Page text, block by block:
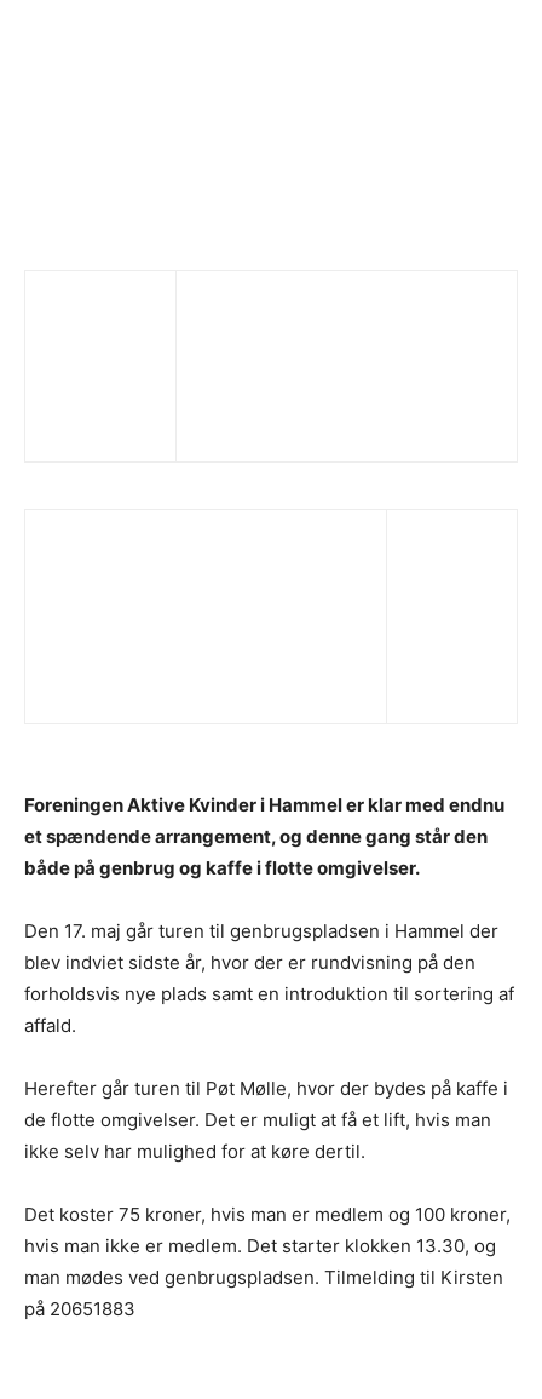
Foreningen Aktive Kvinder i Hammel er klar med endnu
et spændende arrangement, og denne gang står den
både på genbrug og kaffe i flotte omgivelser.
Den 17. maj går turen til genbrugspladsen i Hammel der
blev indviet sidste år, hvor der er rundvisning på den
forholdsvis nye plads samt en introduktion til sortering af
affald.
Herefter går turen til Pøt Mølle, hvor der bydes på kaffe i
de flotte omgivelser. Det er muligt at få et lift, hvis man
ikke selv har mulighed for at køre dertil.
Det koster 75 kroner, hvis man er medlem og 100 kroner,
hvis man ikke er medlem. Det starter klokken 13.30, og
man mødes ved genbrugspladsen. Tilmelding til Kirsten
på 20651883